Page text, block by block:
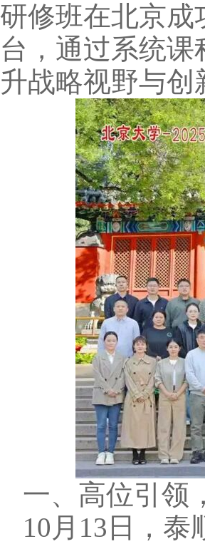
研修班在北京
台，通过系统
升战略视野与
一、高位引领
10月13日，泰